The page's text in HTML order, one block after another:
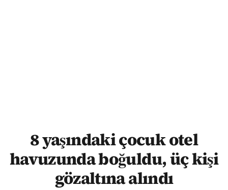
8 yaşındaki çocuk otel
havuzunda boğuldu, üç kişi
gözaltına alındı